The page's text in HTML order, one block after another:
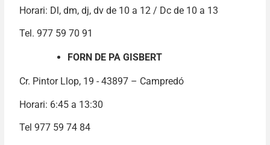
Horari: Dl, dm, dj, dv de 10 a 12 / Dc de 10 a 13
Tel. 977 59 70 91
FORN DE PA GISBERT
Cr. Pintor Llop, 19 - 43897 – Campredó
Horari: 6:45 a 13:30
Tel 977 59 74 84